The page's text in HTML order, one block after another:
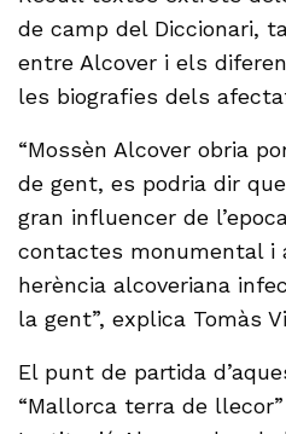
de camp del Diccionari,
entre Alcover i els
les biografies dels
“Mossèn Alcover obria
de gent, es podria dir
gran influencer de
contactes monumental i
herència alcoveriana
la gent”, explica Tomàs
El punt de partida
“Mallorca terra de